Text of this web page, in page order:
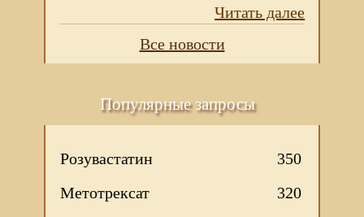
Читать далее
Все новости
Популярные запросы
Розувастатин
350
Метотрексат
320